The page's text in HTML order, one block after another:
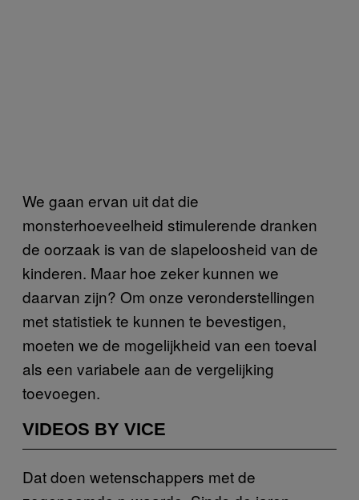
We gaan ervan uit dat die
monsterhoeveelheid stimulerende dranken
de oorzaak is van de slapeloosheid van de
kinderen. Maar hoe zeker kunnen we
daarvan zijn? Om onze veronderstellingen
met statistiek te kunnen te bevestigen,
moeten we de mogelijkheid van een toeval
als een variabele aan de vergelijking
toevoegen.
VIDEOS BY VICE
Dat doen wetenschappers met de